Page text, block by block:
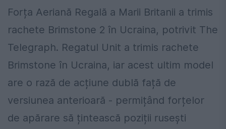
Forța Aeriană Regală a Marii Britanii a trimis
rachete Brimstone 2 în Ucraina, potrivit The
Telegraph. Regatul Unit a trimis rachete
Brimstone în Ucraina, iar acest ultim model
are o rază de acțiune dublă față de
versiunea anterioară - permițând forțelor
de apărare să țintească poziții rusești